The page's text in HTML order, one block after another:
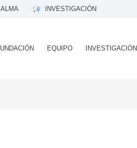
INVESTIGACIÓN
EQUIPO INVESTIGACIÓN